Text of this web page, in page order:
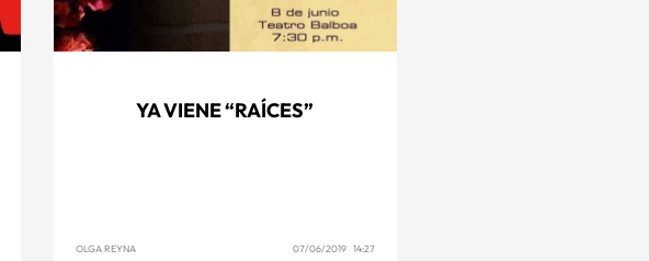
YA VIENE “RAÍCES”
OLGA REYNA 07/06/2019 14:27